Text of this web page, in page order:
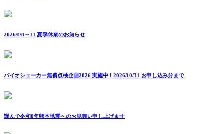
2026/8/8～11 夏季休業のお知らせ
バイオシェーカー無償点検企画2026 実施中！2026/10/31 お申し込み分まで
謹んで令和8年熊本地震へのお見舞い申し上げます